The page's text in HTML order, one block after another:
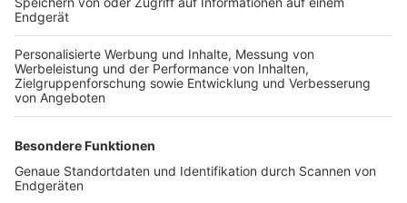
TOP-VEREINE
TOP-PARTNER